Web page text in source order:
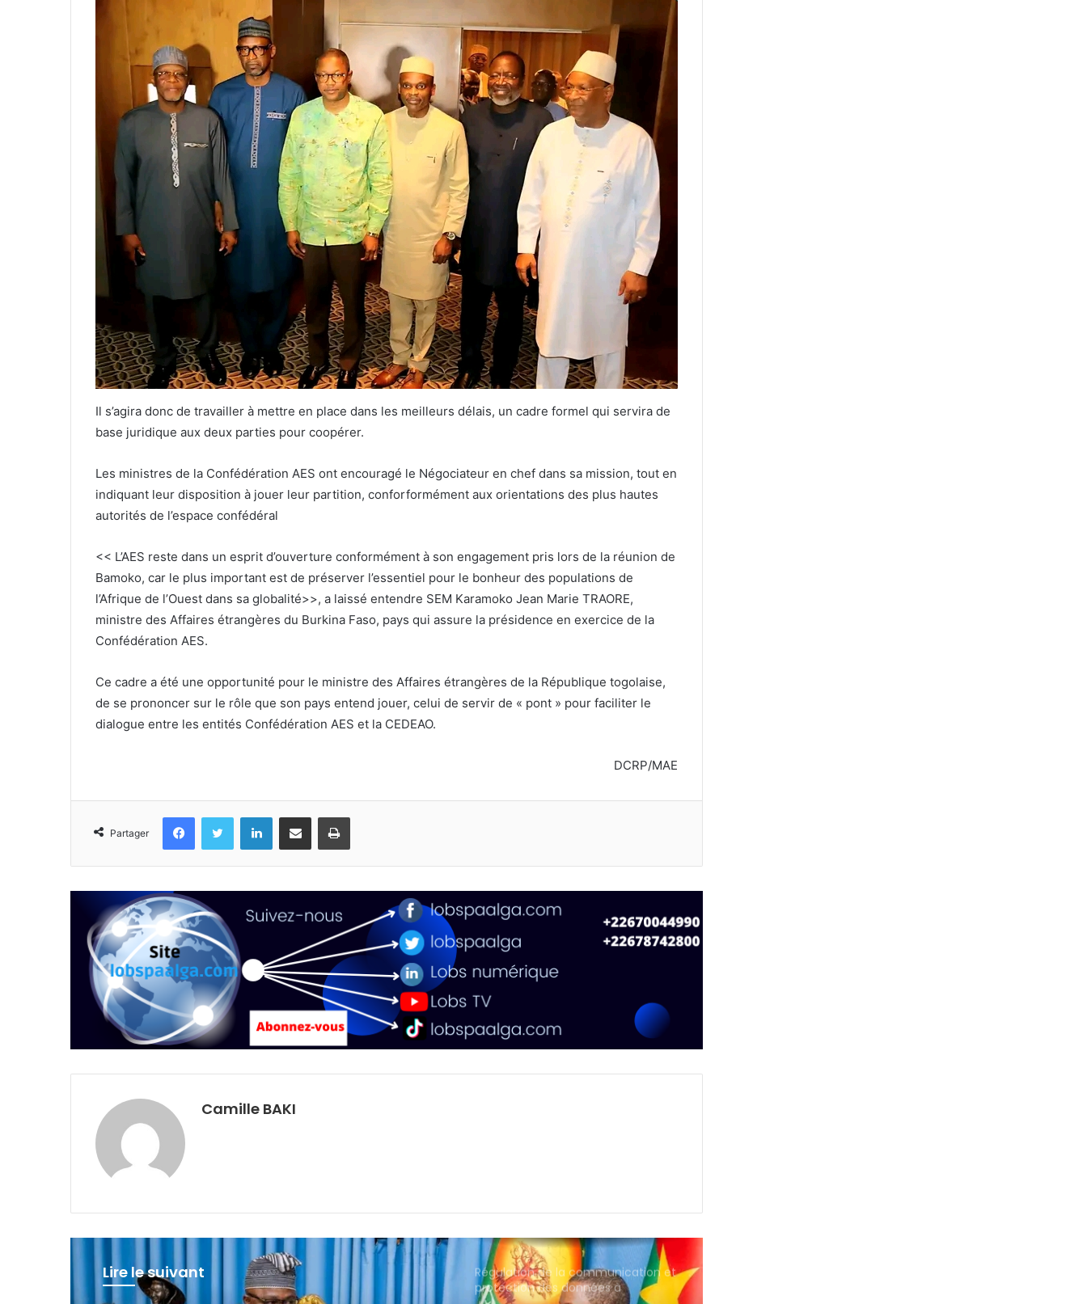
Il s’agira donc de travailler à mettre en place dans les meilleurs délais, un cadre formel qui servira de
base juridique aux deux parties pour coopérer.
Les ministres de la Confédération AES ont encouragé le Négociateur en chef dans sa mission, tout en
indiquant leur disposition à jouer leur partition, conforformément aux orientations des plus hautes
autorités de l’espace confédéral
<< L’AES reste dans un esprit d’ouverture conformément à son engagement pris lors de la réunion de
Bamoko, car le plus important est de préserver l’essentiel pour le bonheur des populations de
l’Afrique de l’Ouest dans sa globalité>>, a laissé entendre SEM Karamoko Jean Marie TRAORE,
ministre des Affaires étrangères du Burkina Faso, pays qui assure la présidence en exercice de la
Confédération AES.
Ce cadre a été une opportunité pour le ministre des Affaires étrangères de la République togolaise,
de se prononcer sur le rôle que son pays entend jouer, celui de servir de « pont » pour faciliter le
dialogue entre les entités Confédération AES et la CEDEAO.
DCRP/MAE
Partager
FacebookTwitter LinkedinPartager par email Imprimer
Camille BAKI
Lire le suivant
Régulation de la communication et
protection des données à